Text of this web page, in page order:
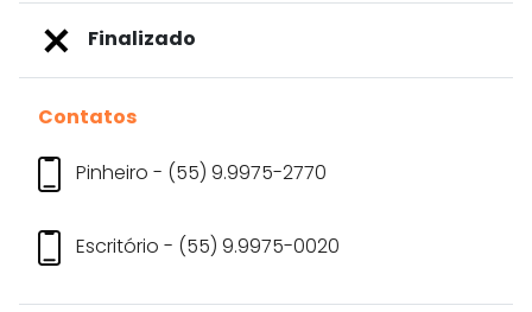
Finalizado
Contatos
Pinheiro - (55) 9.9975-2770
Escritório - (55) 9.9975-0020